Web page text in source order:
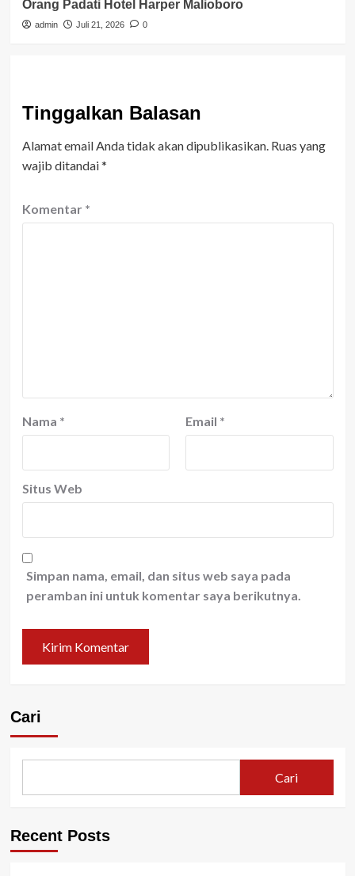
Orang Padati Hotel Harper Malioboro
admin Juli 21, 2026 0
Tinggalkan Balasan
Alamat email Anda tidak akan dipublikasikan. Ruas yang
wajib ditandai*
Komentar *
Nama * Email *
Situs Web
Simpan nama, email, dan situs web saya pada
peramban ini untuk komentar saya berikutnya.
Cari
Cari
Recent Posts